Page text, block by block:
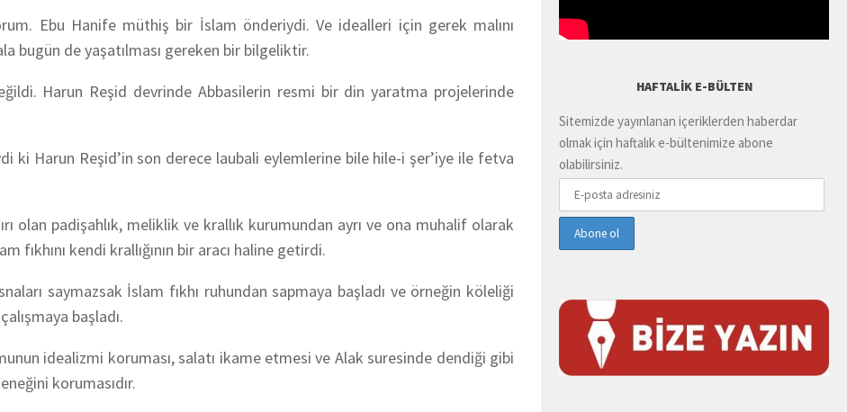
Ebu Hanife müthiş bir İslam önderiydi. Ve idealleri için gerek malını
bugün de yaşatılması gereken bir bilgeliktir.
Harun Reşid devrinde Abbasilerin resmi bir din yaratma projelerinde
ki Harun Reşid’in son derece laubali eylemlerine bile hile-i şer’iye ile fetva
olan padişahlık, meliklik ve krallık kurumundan ayrı ve ona muhalif olarak
fıkhını kendi krallığının bir aracı haline getirdi.
saymazsak İslam fıkhı ruhundan sapmaya başladı ve örneğin köleliği
başladı.
idealizmi koruması, salatı ikame etmesi ve Alak suresinde dendiği gibi
korumasıdır.
HAFTALIK E-BÜLTEN
Sitemizde yayınlanan içeriklerden haberdar
olmak için haftalık e-bültenimize abone
olabilirsiniz.